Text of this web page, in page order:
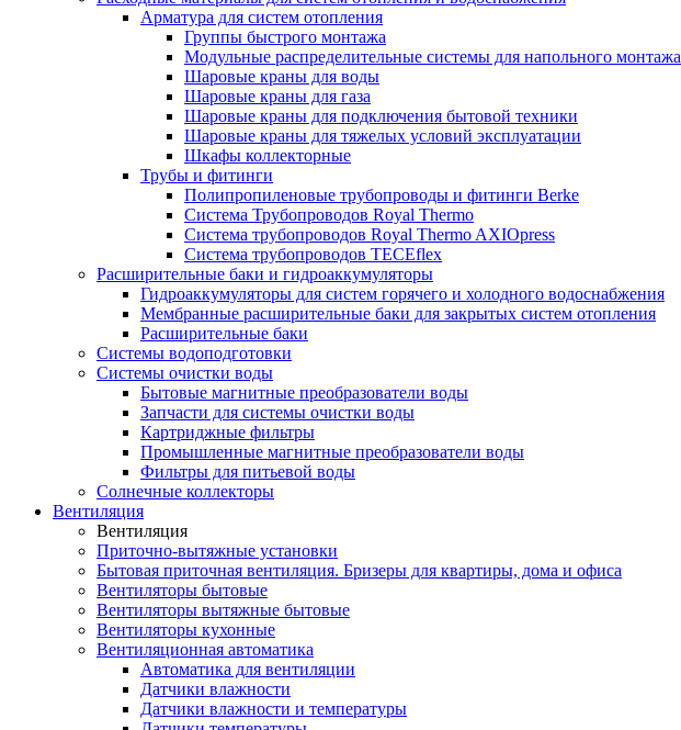
Арматура для систем отопления
Группы быстрого монтажа
Модульные распределительные системы для напольного монтажа
Шаровые краны для воды
Шаровые краны для газа
Шаровые краны для подключения бытовой техники
Шаровые краны для тяжелых условий эксплуатации
Шкафы коллекторные
Трубы и фитинги
Полипропиленовые трубопроводы и фитинги Berke
Система Трубопроводов Royal Thermo
Система трубопроводов Royal Thermo AXIOpress
Система трубопроводов TECEflex
Расширительные баки и гидроаккумуляторы
Гидроаккумуляторы для систем горячего и холодного водоснабжения
Мембранные расширительные баки для закрытых систем отопления
Расширительные баки
Системы водоподготовки
Системы очистки воды
Бытовые магнитные преобразователи воды
Запчасти для системы очистки воды
Картриджные фильтры
Промышленные магнитные преобразователи воды
Фильтры для питьевой воды
Солнечные коллекторы
Вентиляция
Вентиляция
Приточно-вытяжные установки
Бытовая приточная вентиляция. Бризеры для квартиры, дома и офиса
Вентиляторы бытовые
Вентиляторы вытяжные бытовые
Вентиляторы кухонные
Вентиляционная автоматика
Автоматика для вентиляции
Датчики влажности
Датчики влажности и температуры